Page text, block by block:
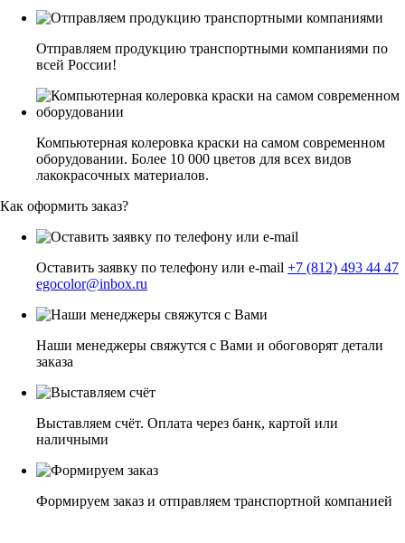
Отправляем продукцию транспортными компаниями по
всей России!
Компьютерная колеровка краски на самом современном
оборудовании. Более 10 000 цветов для всех видов
лакокрасочных материалов.
Как оформить заказ?
Оставить заявку по телефону или e-mail +7 (812) 493 44 47
egocolor@inbox.ru
Наши менеджеры свяжутся с Вами и обоговорят детали
заказа
Выставляем счёт. Оплата через банк, картой или
наличными
Формируем заказ и отправляем транспортной компанией